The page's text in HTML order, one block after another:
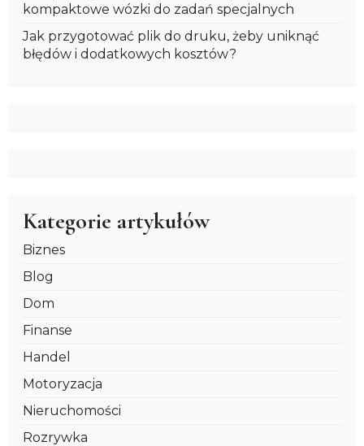
kompaktowe wózki do zadań specjalnych
Jak przygotować plik do druku, żeby uniknąć
błędów i dodatkowych kosztów?
Kategorie artykułów
Biznes
Blog
Dom
Finanse
Handel
Motoryzacja
Nieruchomości
Rozrywka